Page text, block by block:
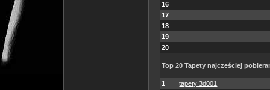
16
17
18
19
20
Top 20 Tapety najcześciej
1
tapety 3d001